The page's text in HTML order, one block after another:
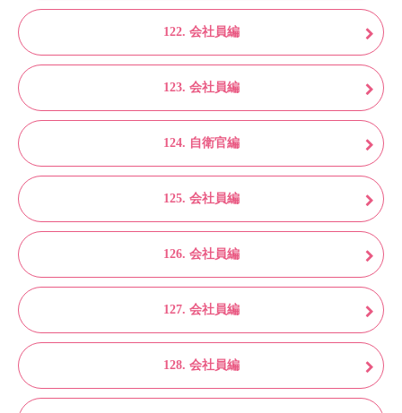
122. 会社員編
123. 会社員編
124. 自衛官編
125. 会社員編
126. 会社員編
127. 会社員編
128. 会社員編